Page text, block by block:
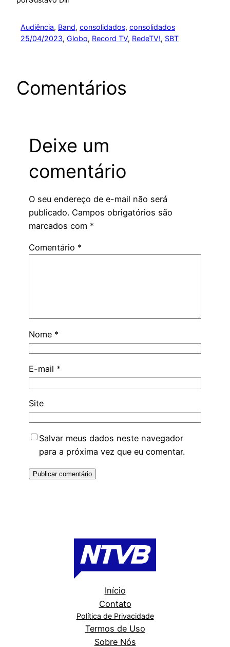
Audiência, Band, consolidados, consolidados
25/04/2023, Globo, Record TV, RedeTV!, SBT
Comentários
Deixe um
comentário
O seu endereço de e-mail não será
publicado. Campos obrigatórios são
marcados com *
Comentário *
Nome *
E-mail *
Site
Salvar meus dados neste navegador
para a próxima vez que eu comentar.
Início
Contato
Política de Privacidade
Termos de Uso
Sobre Nós